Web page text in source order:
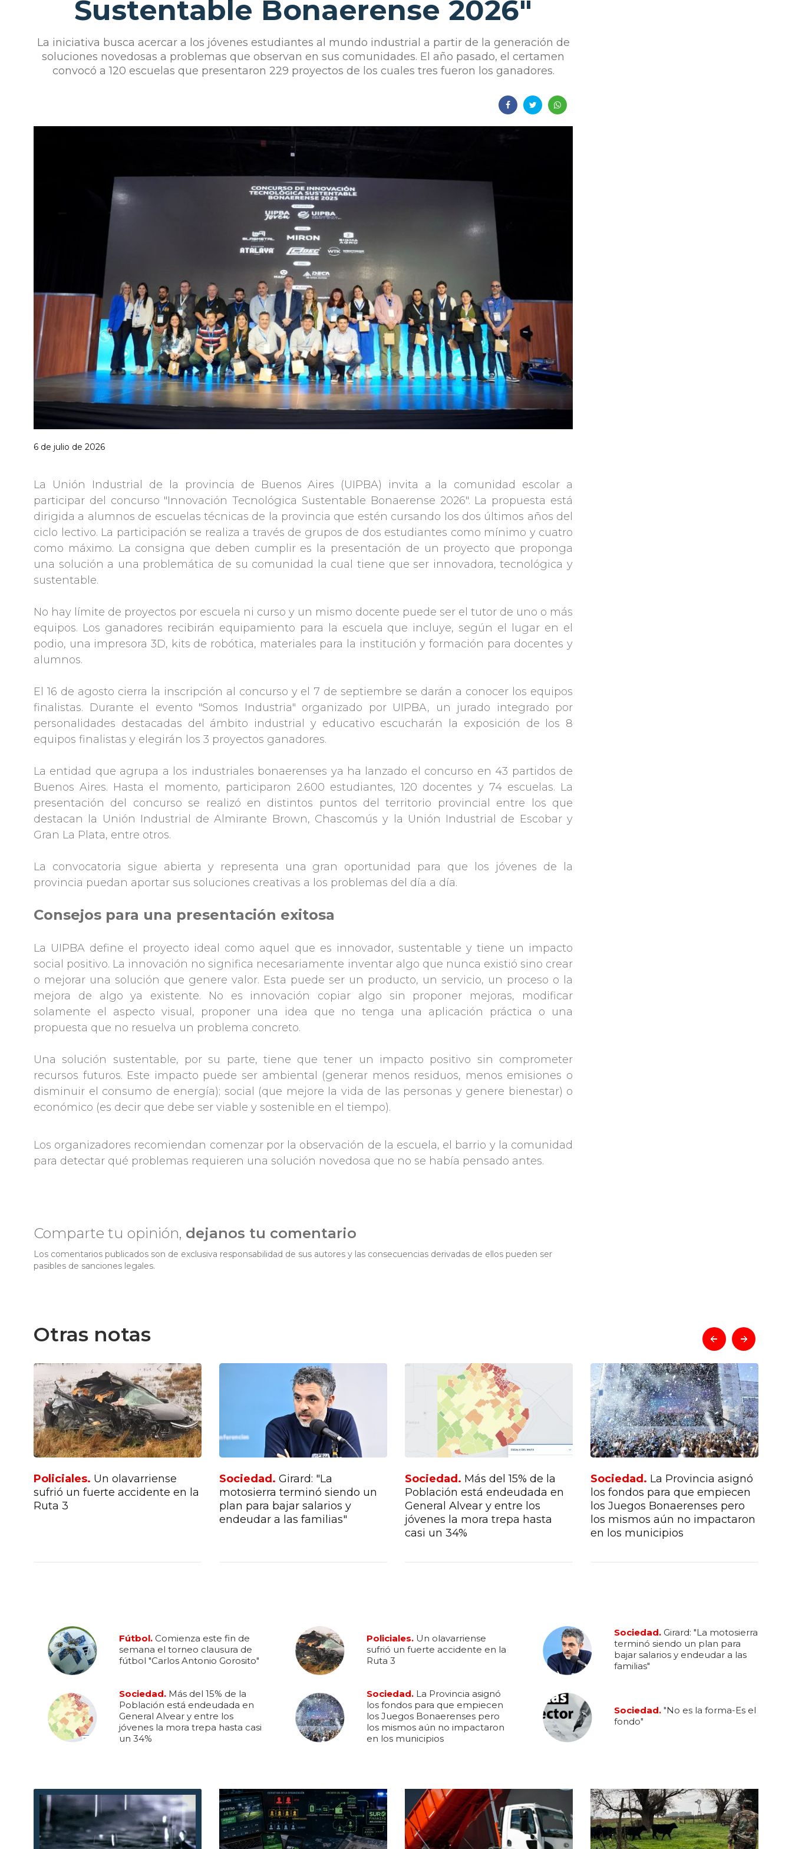
Sustentable Bonaerense 2026"
La iniciativa busca acercar a los jóvenes estudiantes al mundo industrial a partir de la generación de
soluciones novedosas a problemas que observan en sus comunidades. El año pasado, el certamen
convocó a 120 escuelas que presentaron 229 proyectos de los cuales tres fueron los ganadores.
6 de julio de 2026
La Unión Industrial de la provincia de Buenos Aires (UIPBA) invita a la comunidad escolar a
participar del concurso "Innovación Tecnológica Sustentable Bonaerense 2026". La propuesta está
dirigida a alumnos de escuelas técnicas de la provincia que estén cursando los dos últimos años del
ciclo lectivo. La participación se realiza a través de grupos de dos estudiantes como mínimo y cuatro
como máximo. La consigna que deben cumplir es la presentación de un proyecto que proponga
una solución a una problemática de su comunidad la cual tiene que ser innovadora, tecnológica y
sustentable.
No hay límite de proyectos por escuela ni curso y un mismo docente puede ser el tutor de uno o más
equipos. Los ganadores recibirán equipamiento para la escuela que incluye, según el lugar en el
podio, una impresora 3D, kits de robótica, materiales para la institución y formación para docentes y
alumnos.
El 16 de agosto cierra la inscripción al concurso y el 7 de septiembre se darán a conocer los equipos
finalistas. Durante el evento "Somos Industria" organizado por UIPBA, un jurado integrado por
personalidades destacadas del ámbito industrial y educativo escucharán la exposición de los 8
equipos finalistas y elegirán los 3 proyectos ganadores.
La entidad que agrupa a los industriales bonaerenses ya ha lanzado el concurso en 43 partidos de
Buenos Aires. Hasta el momento, participaron 2.600 estudiantes, 120 docentes y 74 escuelas. La
presentación del concurso se realizó en distintos puntos del territorio provincial entre los que
destacan la Unión Industrial de Almirante Brown, Chascomús y la Unión Industrial de Escobar y
Gran La Plata, entre otros.
La convocatoria sigue abierta y representa una gran oportunidad para que los jóvenes de la
provincia puedan aportar sus soluciones creativas a los problemas del día a día.
Consejos para una presentación exitosa
La UIPBA define el proyecto ideal como aquel que es innovador, sustentable y tiene un impacto
social positivo. La innovación no significa necesariamente inventar algo que nunca existió sino crear
o mejorar una solución que genere valor. Esta puede ser un producto, un servicio, un proceso o la
mejora de algo ya existente. No es innovación copiar algo sin proponer mejoras, modificar
solamente el aspecto visual, proponer una idea que no tenga una aplicación práctica o una
propuesta que no resuelva un problema concreto.
Una solución sustentable, por su parte, tiene que tener un impacto positivo sin comprometer
recursos futuros. Este impacto puede ser ambiental (generar menos residuos, menos emisiones o
disminuir el consumo de energía); social (que mejore la vida de las personas y genere bienestar) o
económico (es decir que debe ser viable y sostenible en el tiempo).
Los organizadores recomiendan comenzar por la observación de la escuela, el barrio y la comunidad
para detectar qué problemas requieren una solución novedosa que no se había pensado antes.
Comparte tu opinión, dejanos tu comentario
Los comentarios publicados son de exclusiva responsabilidad de sus autores y las consecuencias derivadas de ellos pueden ser
pasibles de sanciones legales.
Otras notas
Policiales. Un olavarriense
sufrió un fuerte accidente en la
Ruta 3
Sociedad. Girard: "La
motosierra terminó siendo un
plan para bajar salarios y
endeudar a las familias"
Sociedad. Más del 15% de la
Población está endeudada en
General Alvear y entre los
jóvenes la mora trepa hasta
casi un 34%
Sociedad. La Provincia asignó
los fondos para que empiecen
los Juegos Bonaerenses pero
los mismos aún no impactaron
en los municipios
prev next
Fútbol. Comienza este fin de
semana el torneo clausura de
fútbol "Carlos Antonio Gorosito"
Policiales. Un olavarriense
sufrió un fuerte accidente en la
Ruta 3
Sociedad. Girard: "La motosierra
terminó siendo un plan para
bajar salarios y endeudar a las
familias"
Sociedad. Más del 15% de la
Población está endeudada en
General Alvear y entre los
jóvenes la mora trepa hasta casi
un 34%
Sociedad. La Provincia asignó
los fondos para que empiecen
los Juegos Bonaerenses pero
los mismos aún no impactaron
en los municipios
Sociedad. "No es la forma-Es el
fondo"